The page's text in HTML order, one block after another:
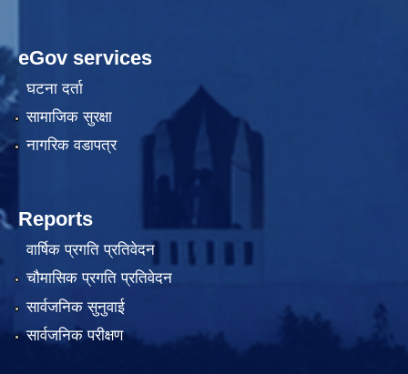
eGov services
घटना दर्ता
सामाजिक सुरक्षा
नागरिक वडापत्र
Reports
वार्षिक प्रगति प्रतिवेदन
चौमासिक प्रगति प्रतिवेदन
सार्वजनिक सुनुवाई
सार्वजनिक परीक्षण